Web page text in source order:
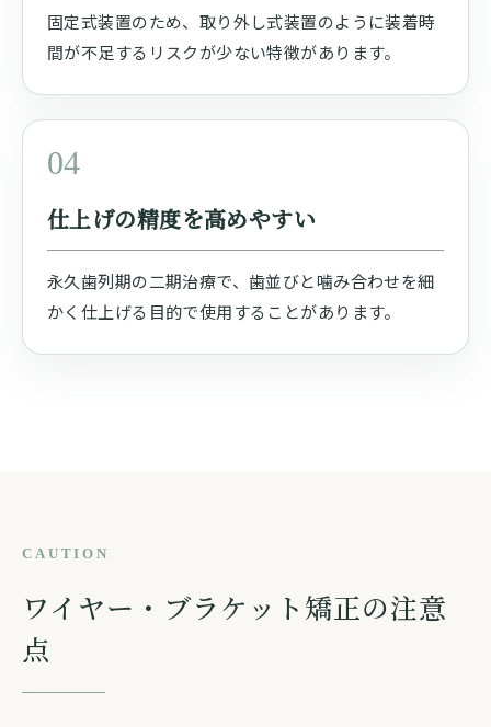
固定式装置のため、取り外し式装置のように装着時
間が不足するリスクが少ない特徴があります。
04
仕上げの精度を高めやすい
永久歯列期の二期治療で、歯並びと噛み合わせを細
かく仕上げる目的で使用することがあります。
CAUTION
ワイヤー・ブラケット矯正の注意
点